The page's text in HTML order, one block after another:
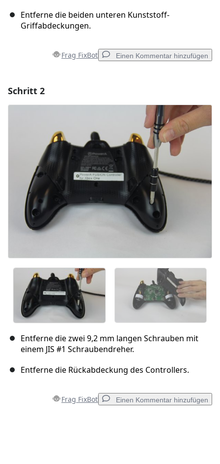
Entferne die beiden unteren Kunststoff-
Griffabdeckungen.
Frag FixBot Einen Kommentar hinzufügen
Abbrechen Kommentieren
Schritt 2
Entferne die zwei 9,2 mm langen Schrauben mit
einem JIS #1 Schraubendreher.
Entferne die Rückabdeckung des Controllers.
Frag FixBot Einen Kommentar hinzufügen